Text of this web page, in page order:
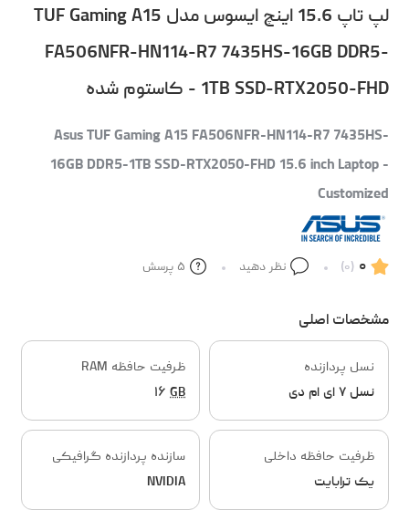
لپ تاپ 15.6 اینچ ایسوس مدل TUF Gaming A15
FA506NFR-HN114-R7 7435HS-16GB DDR5-
1TB SSD-RTX2050-FHD - کاستوم شده
Asus TUF Gaming A15 FA506NFR-HN114-R7 7435HS-
16GB DDR5-1TB SSD-RTX2050-FHD 15.6 inch Laptop -
Customized
۰ (۰) نظر دهید ۵ پرسش
مشخصات اصلی
نسل پردازنده
نسل ۷ ای ام دی
ظرفیت حافظه RAM
۱۶ GB
ظرفیت حافظه داخلی
یک ترابایت
سازنده پردازنده گرافیکی
NVIDIA